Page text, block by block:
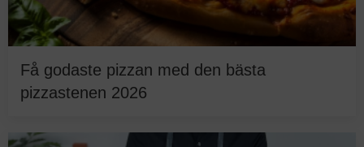
Få godaste pizzan med den bästa
pizzastenen 2026